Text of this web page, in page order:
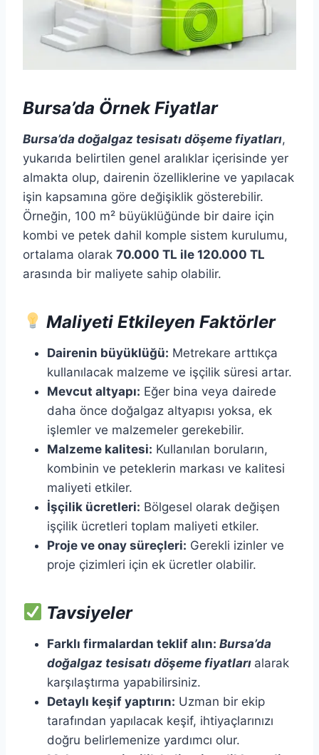
Bursa’da Örnek Fiyatlar
Bursa’da doğalgaz tesisatı döşeme fiyatları,
yukarıda belirtilen genel aralıklar içerisinde yer
almakta olup, dairenin özelliklerine ve yapılacak
işin kapsamına göre değişiklik gösterebilir.
Örneğin, 100 m² büyüklüğünde bir daire için
kombi ve petek dahil komple sistem kurulumu,
ortalama olarak 70.000 TL ile 120.000 TL
arasında bir maliyete sahip olabilir.​
Maliyeti Etkileyen Faktörler
Dairenin büyüklüğü: Metrekare arttıkça
kullanılacak malzeme ve işçilik süresi artar.​
Mevcut altyapı: Eğer bina veya dairede
daha önce doğalgaz altyapısı yoksa, ek
işlemler ve malzemeler gerekebilir.​
Malzeme kalitesi: Kullanılan boruların,
kombinin ve peteklerin markası ve kalitesi
maliyeti etkiler.​
İşçilik ücretleri: Bölgesel olarak değişen
işçilik ücretleri toplam maliyeti etkiler.​
Proje ve onay süreçleri: Gerekli izinler ve
proje çizimleri için ek ücretler olabilir.​
Tavsiyeler
Farklı firmalardan teklif alın: Bursa’da
doğalgaz tesisatı döşeme fiyatları alarak
karşılaştırma yapabilirsiniz.​
Detaylı keşif yaptırın: Uzman bir ekip
tarafından yapılacak keşif, ihtiyaçlarınızı
doğru belirlemenize yardımcı olur.​